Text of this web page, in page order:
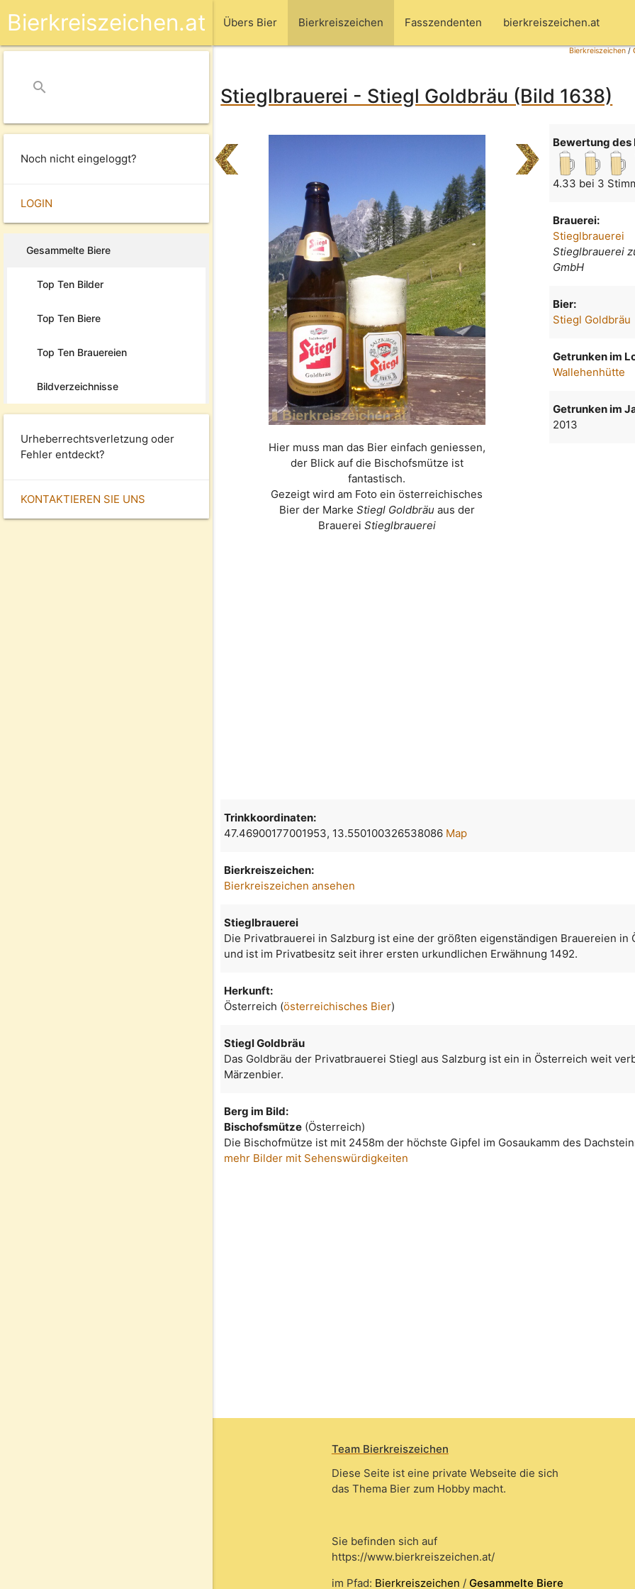
Übers Bier Bierkreiszeichen Fasszendenten bierkreiszeichen.at
Bierkreiszeichen.at
search
Noch nicht eingeloggt?
LOGIN
Gesammelte Biere
Top Ten Bilder
Top Ten Biere
Top Ten Brauereien
Bildverzeichnisse
Urheberrechtsverletzung oder
Fehler entdeckt?
KONTAKTIEREN SIE UNS
Bierkreiszeichen/
Stieglbrauerei - Stiegl Goldbräu (Bild 1638)
Hier muss man das Bier einfach geniessen,
der Blick auf die Bischofsmütze ist
fantastisch.
Gezeigt wird am Foto ein österreichisches
Bier der Marke Stiegl Goldbräuaus der
Brauerei Stieglbrauerei
Bewertung des
4.33 bei 3
Brauerei:
Stieglbrauerei
Stieglbrauerei
GmbH
Bier:
Stiegl Goldbräu
Getrunken im
Wallehenhütte
Getrunken im
2013
Trinkkoordinaten:
47.46900177001953, 13.550100326538086 Map
Bierkreiszeichen:
Bierkreiszeichen ansehen
Stieglbrauerei
Die Privatbrauerei in Salzburg ist eine der größten eigenständigen Brauereien in
und ist im Privatbesitz seit ihrer ersten urkundlichen Erwähnung 1492.
Herkunft:
Österreich (österreichisches Bier)
Stiegl Goldbräu
Das Goldbräu der Privatbrauerei Stiegl aus Salzburg ist ein in Österreich weit
Märzenbier.
Berg im Bild:
Bischofsmütze (Österreich)
Die Bischofmütze ist mit 2458m der höchste Gipfel im Gosaukamm des
mehr Bilder mit Sehenswürdigkeiten
Team Bierkreiszeichen
Diese Seite ist eine private Webseite die sich
das Thema Bier zum Hobby macht.
Sie befinden sich auf
https://www.bierkreiszeichen.at/
im Pfad: Bierkreiszeichen / Gesammelte Biere